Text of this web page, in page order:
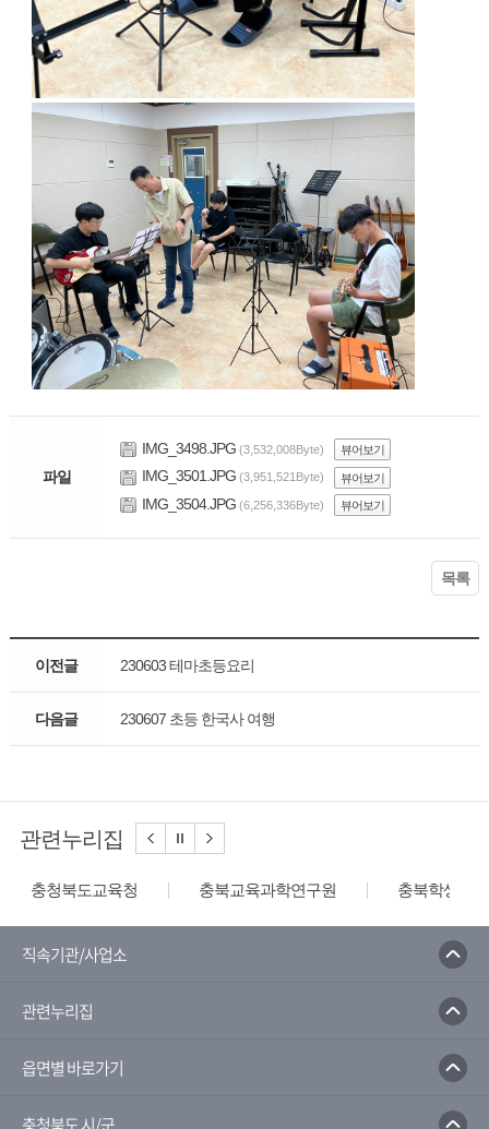
파일
IMG_3498.JPG (3,532,008Byte) 뷰어보기
IMG_3501.JPG (3,951,521Byte) 뷰어보기
IMG_3504.JPG (6,256,336Byte) 뷰어보기
목록
이전글 230603 테마초등요리
다음글 230607 초등 한국사 여행
관련누리집
충청북도교육청 충북교육과학연구원 충북학생교
직속기관/사업소
관련누리집
읍면별 바로가기
충청북도 시/군